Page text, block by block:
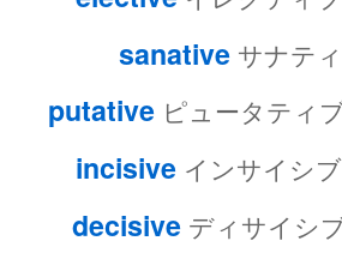
sanative サナテ
putative ピュータティ
incisive インサイシブ
decisive ディサイシ